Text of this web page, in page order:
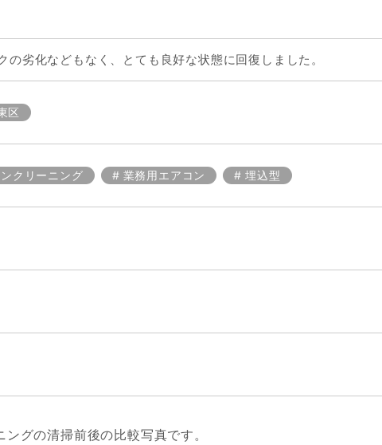
劣化などもなく、とても良好な状態に回復しました。
区
クリーニング 業務用エアコン 埋込型
グの清掃前後の比較写真です。